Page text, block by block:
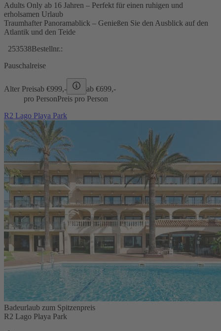
Adults Only ab 16 Jahren – Perfekt für einen ruhigen und
erholsamen Urlaub
Traumhafter Panoramablick – Genießen Sie den Ausblick auf den
Atlantik und den Teide
253538Bestellnr.:
Pauschalreise
Alter Preisab €999,- ab €699,-
pro PersonPreis pro Person
R2 Lago Playa Park
Badeurlaub zum Spitzenpreis
R2 Lago Playa Park